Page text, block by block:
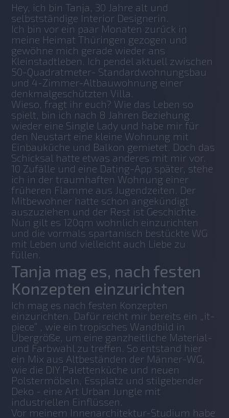
Hey, ich bin Tanja, 30 Jahre alt und
selbstständige Interior Designerin.
Ich bin vor ein paar Monaten zurück in
meine Heimat Thüringen gezogen und
gewöhne mich gerade wieder ans
Kleinstadtleben. Ich pendel aktuell zwischen
50-Quadratmeter- Standardwohnungsbau
und 4-Zimmer-Altbauwohnung einer
denkmalgeschützten Villa.
Wieso, fragt ihr euch? Wie das Leben so
spielt, bin ich nach 8 Jahren Beziehung
wieder eine Single Lady und habe mir für
den Neustart eine kleine Wohnung mit
Einbauküche und Balkon gemietet. Doch das
Schicksal hatte etwas anderes mit mir vor.
10 Zufälle und eine Dating-App später, stehe
ich in der traumhaften Wohnung einer
früheren Flamme aus Jugendzeiten. Der
Mitbewohner hatte schon angekündigt
auszuziehen und der Rest ist Geschichte.
Nun gilt es 120qm wohnlich einzurichten
und die vormals spartanisch bestückte WG
mit Leben und vielleicht auch Liebe zu
füllen.
Tanja mag es, nach festen
Konzepten einzurichten
Ich mag es nach festen Konzepten
einzurichten. Dafür reicht mir bereits ein „it-
piece“ , wie ein tropisches Wandbild in
Übergröße, um eine ganzheitliche Material-
und Farbwahl zu treffen. So entstand hier
ein Mix aus Altbeständen der Männer-WG,
wie die DIY Palettenküche und neuen
Polstermöbeln, Essplatz und stilgebender
Deko - eine Art Urban Jungle mit
industriellen Einflüssen.
Vor meinem Innenarchitektur-Studium habe